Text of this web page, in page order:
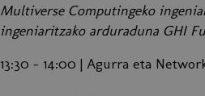
Multiverse Computingeko
ingeniaritzako arduraduna GHI
13:30 – 14:00 | Agurra eta